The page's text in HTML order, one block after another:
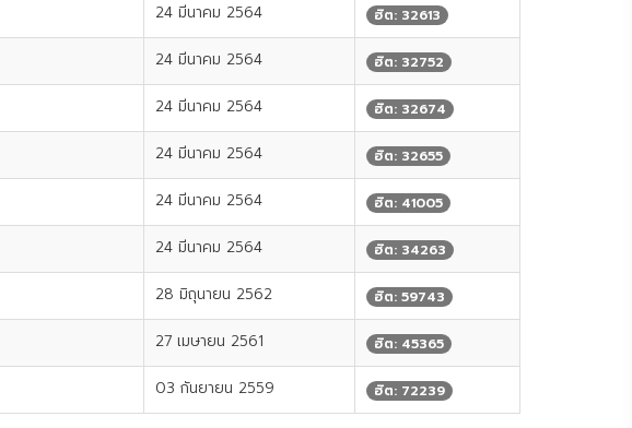
24 มีนาคม 2564 ฮิต: 32613
24 มีนาคม 2564 ฮิต: 32752
24 มีนาคม 2564 ฮิต: 32674
24 มีนาคม 2564 ฮิต: 32655
24 มีนาคม 2564 ฮิต: 41005
24 มีนาคม 2564 ฮิต: 34263
28 มิถุนายน 2562 ฮิต: 59743
27 เมษายน 2561 ฮิต: 45365
03 กันยายน 2559 ฮิต: 72239